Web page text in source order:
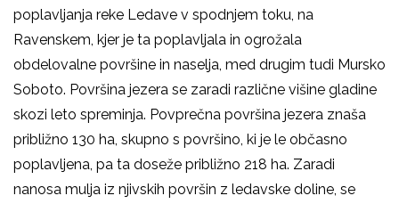
poplavljanja reke Ledave v spodnjem toku, na
Ravenskem, kjer je ta poplavljala in ogrožala
obdelovalne površine in naselja, med drugim tudi Mursko
Soboto. Površina jezera se zaradi različne višine gladine
skozi leto spreminja. Povprečna površina jezera znaša
približno 130 ha, skupno s površino, ki je le občasno
poplavljena, pa ta doseže približno 218 ha. Zaradi
nanosa mulja iz njivskih površin z ledavske doline, se